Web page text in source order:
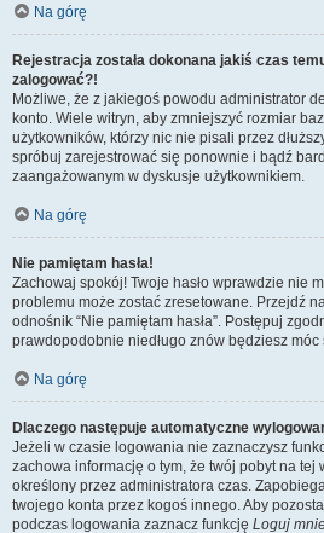
Na górę
Rejestracja została dokonana jakiś czas
zalogować?!
Możliwe, że z jakiegoś powodu administrator
konto. Wiele witryn, aby zmniejszyć rozmiar
użytkowników, którzy nic nie pisali przez
spróbuj zarejestrować się ponownie i bądź
zaangażowanym w dyskusje użytkownikiem.
Na górę
Nie pamiętam hasła!
Zachowaj spokój! Twoje hasło wprawdzie nie
problemu może zostać zresetowane. Przejdź
odnośnik “Nie pamiętam hasła”. Postępuj
prawdopodobnie niedługo znów będziesz
Na górę
Dlaczego następuje automatyczne
Jeżeli w czasie logowania nie zaznaczysz
zachowa informację o tym, że twój pobyt na tej
określony przez administratora czas.
twojego konta przez kogoś innego. Aby
podczas logowania zaznacz funkcję Loguj